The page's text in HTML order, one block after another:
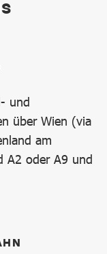
und
über Wien (via
am
A2 oder A9 und